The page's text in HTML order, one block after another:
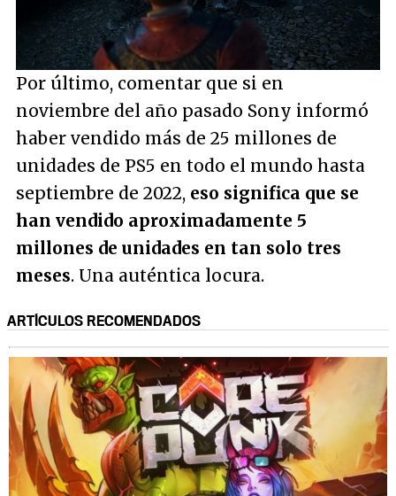
/
:
18.12%
Por último, comentar que si en
noviembre del año pasado Sony informó
haber vendido más de 25 millones de
unidades de PS5 en todo el mundo hasta
septiembre de 2022, eso significa que se
han vendido aproximadamente 5
millones de unidades en tan solo tres
meses. Una auténtica locura.
ARTÍCULOS RECOMENDADOS